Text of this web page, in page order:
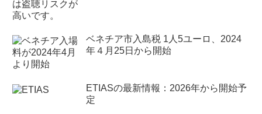
とうございました。次回もよろしくお願いいたします。
今回、アーモイタリア様には①ウフィツィ美術館②アカ
デミア美術館③ブランカッチ礼拝堂④レストラン予約
かに対応していただき、現地でも全てスムーズに入るこ
とができました。お蔭さまでイタリアを十分に満喫する
ベネチア市入島税 1人5ユーロ、2024
年４月25日から開始
ETIASの最新情報：2026年から開始予
定